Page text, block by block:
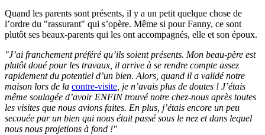
Quand les parents sont présents, il y a un petit quelque chose de
l’ordre du "rassurant" qui s’opère. Même si pour Fanny, ce sont
plutôt ses beaux-parents qui les ont accompagnés, elle et son époux.
"J’ai franchement préféré qu’ils soient présents. Mon beau-père est
plutôt doué pour les travaux, il arrive à se rendre compte assez
rapidement du potentiel d’un bien. Alors, quand il a validé notre
maison lors de la contre-visite, je n’avais plus de doutes ! J’étais
même soulagée d’avoir ENFIN trouvé notre chez-nous après toutes
les visites que nous avions faites. En plus, j’étais encore un peu
secouée par un bien qui nous était passé sous le nez et dans lequel
nous nous projetions à fond !"